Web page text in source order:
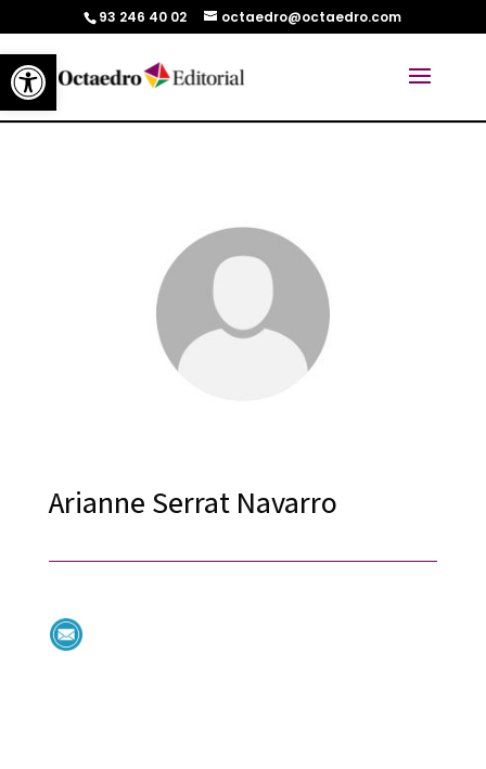
Abrir barra de herramientas
93 246 40 02 octaedro@octaedro.com
Arianne Serrat Navarro